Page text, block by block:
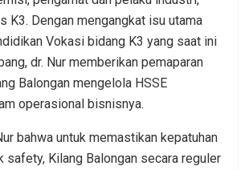
K3. Dengan mengangkat isu utama
Vokasi bidang K3 yang saat ini
dr. Nur memberikan pemaparan
Balongan mengelola HSSE
operasional bisnisnya.
bahwa untuk memastikan kepatuhan
safety, Kilang Balongan secara reguler